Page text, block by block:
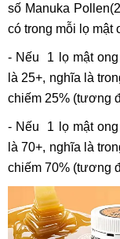
số Manuka
có trong mỗi lọ mật
- Nếu 1 lọ mật ong
là 25+, nghĩa là
chiếm 25% (tương
- Nếu 1 lọ mật ong
là 70+, nghĩa là
chiếm 70% (tương